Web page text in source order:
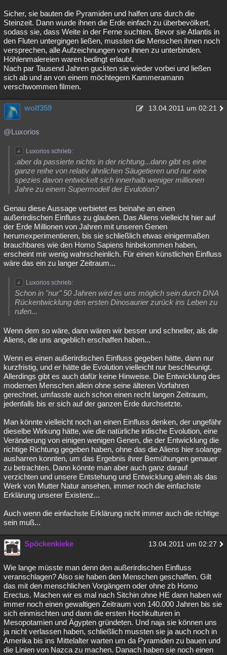
Sicher, sie bauten die Pyramiden und halfen uns durch die
Steinzeit. Dann wurde ihnen die Erde einfach zu überbevölkert,
sodass sie, dass Weite in der Ferne suchten. Bevor sie Atlantis in
den Fluten untergingen ließen, mussten die Menschen ihnen noch
versprechen, alle Aufzeichnungen von ihnen zu unterbinden.
Höhlenmalereien waren bedingt erlaubt.
Nach par Tausend Jahren guckten sie wieder vorbei und ließen
sich ab und an von einem möchtegern Kammeramann
verschwommen filmen.
wolf359 13.04.2011 um 02:21
@Luxorios
Luxorios schrieb:
.aber da passierte nichts in der richtung...dann gibt es eine
ganze reihe von relativ ähnlichen Säugetieren und nur eine
spezies davon entwickelt sich innerhalb weniger millionen
Jahre zu einem Supermodell der Evulotion?
Genau diese Aussage verbietet es beinahe an einen
außerirdischen Einfluss zu glauben. Das Aliens vielleicht hier auf
der Erde Millionen von Jahren mit unseren Genen
herumexperimentieren, bis sie schließlich etwas einigermaßen
brauchbares wie den Homo Sapiens hinbekommen haben,
erscheint mir wenig wahrscheinlich. Für einen künstlichen Einfluss
wäre das ein zu langer Zeitraum...
Luxorios schrieb:
Schon in "nur" 50 Jahren wird es uns möglich sein durch DNA
Rückentwicklung den ersten Dinosaurier zurück ins Leben zu
rufen...
Wenn dem so wäre, dann wären wir besser und schneller, als die
Aliens, die uns angeblich erschaffen haben...
Wenn es einen außerirdischen Einfluss gegeben hätte, dann nur
kurzfristig, und er hätte die Evolution vielleicht nur beschleunigt.
Allerdings gibt es auch dafür keine Hinweise. Die Entwicklung des
modernen Menschen allein ohne seine älteren Vorfahren
gerechnet, umfasste auch schon einen recht langen Zeitraum,
jedenfalls bis er sich auf der ganzen Erde durchsetzte.
Man könnte vielleicht noch an einen Einfluss denken, der ungefähr
dieselbe Wirkung hätte, wie die natürliche irdische Evolution, eine
Veränderung von einigen wenigen Genen, die der Entwicklung die
richtige Richtung gegeben haben, ohne das die Aliens hier solange
ausharren konnten, um das Ergebnis ihrer Bemühungen genauer
zu betrachten. Dann könnte man aber auch ganz darauf
verzichten und unsere Entstehung und Entwicklung allein als das
Werk von Mutter Natur ansehen, immer noch die einfachste
Erklärung unserer Existenz...
Auch wenn die einfachste Erklärung nicht immer auch die richtige
sein muß...
Spöckenkieke 13.04.2011 um 02:27
Wie lange müsste man denn den außerirdischen Einfluss
veranschlagen? Also sie haben den Menschen geschaffen. Gilt
das mit den menschlichen Vorgängern oder ohne zb Homo
Erectus. Machen wir es mal nach Sitchin ohne HE dann haben wir
immer noch einen gewaltigen Zeitraum von 140.000 Jahren bis sie
sich einmischten und dann die ersten Hochkulturen in
Mesopotamien und Ägypten gründeten. Und naja sie können uns
ja nicht verlassen haben, schließlich mussten sie ja auch noch in
Amerika bis ins Mittelalter warten um da Pyramiden zu bauen und
die Linien von Nazca zu machen. Danach haben sie noch einen